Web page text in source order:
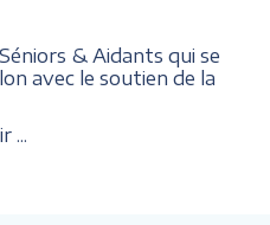
& Aidants qui se
avec le soutien de la